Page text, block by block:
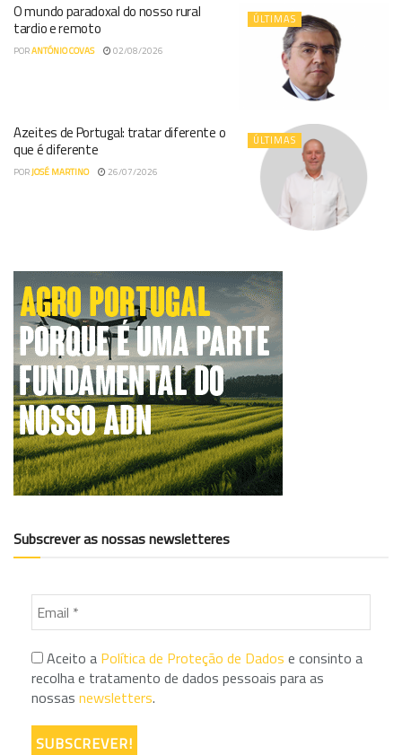
ÚLTIMAS
O mundo paradoxal do nosso rural
tardio e remoto
PORANTÓNIO COVAS 02/08/2026
ÚLTIMAS
Azeites de Portugal: tratar diferente o
que é diferente
PORJOSÉ MARTINO 26/07/2026
Subscrever as nossas newsletteres
Aceito a Política de Proteção de Dados e consinto a
recolha e tratamento de dados pessoais para as
nossas newsletters.